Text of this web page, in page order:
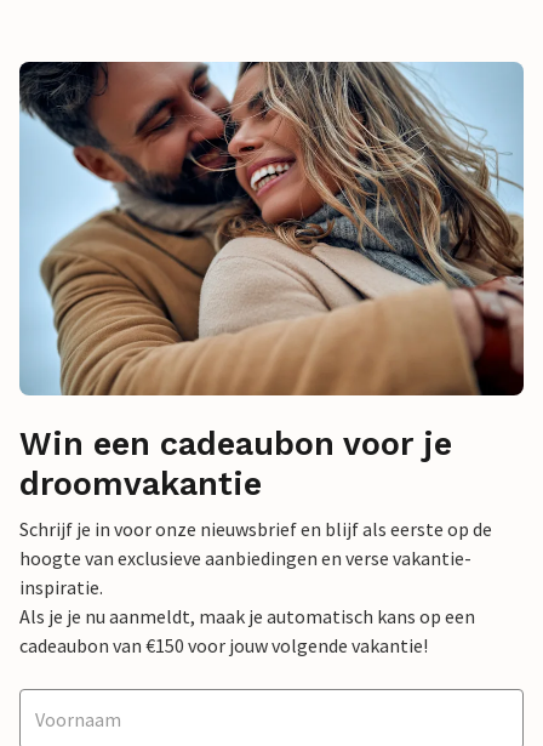
Win een cadeaubon voor je
droomvakantie
Schrijf je in voor onze nieuwsbrief en blijf als eerste op de
hoogte van exclusieve aanbiedingen en verse vakantie-
inspiratie.
Als je je nu aanmeldt, maak je automatisch kans op een
cadeaubon van €150 voor jouw volgende vakantie!